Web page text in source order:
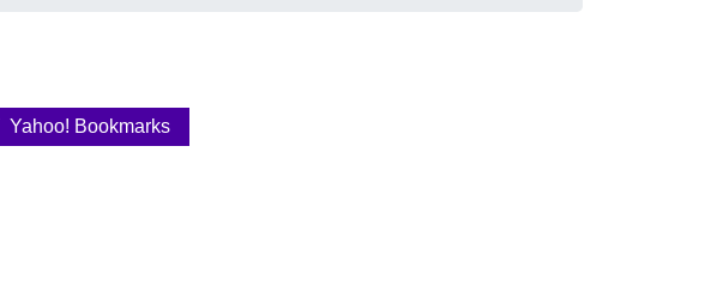
Yahoo! Bookmarks